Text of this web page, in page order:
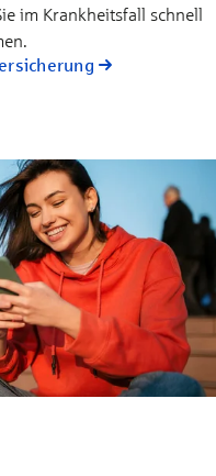
im Krankheitsfall schnell